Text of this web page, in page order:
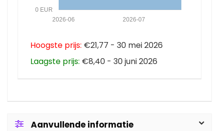
0 EUR
2026-07
2026-06
Hoogste prijs: €21,77 - 30 mei 2026
Laagste prijs: €8,40 - 30 juni 2026
Aanvullende informatie